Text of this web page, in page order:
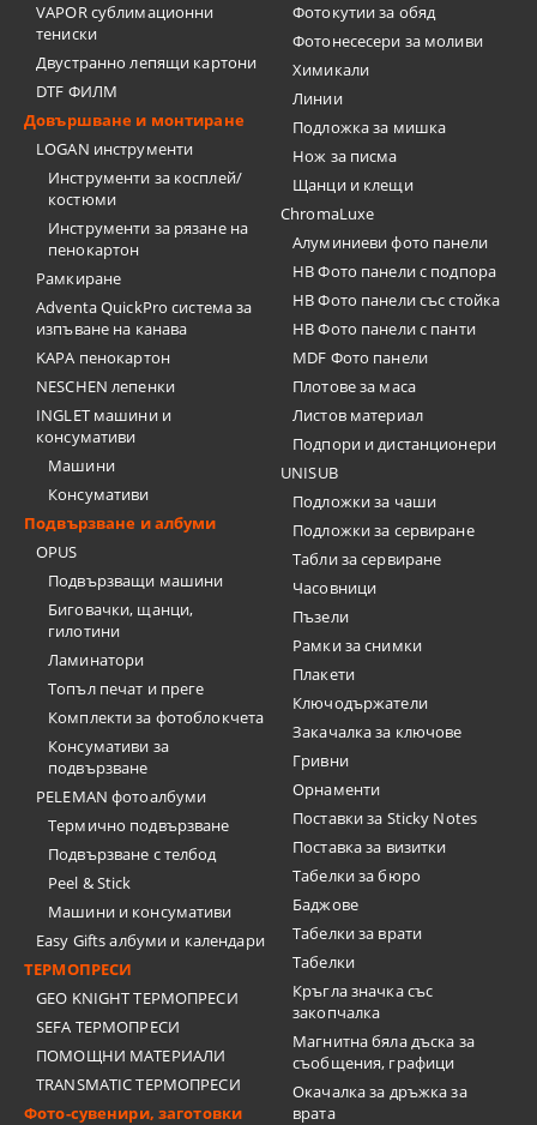
VAPOR сублимационни
тениски
Двустранно лепящи картони
DTF ФИЛМ
Довършване и монтиране
LOGAN инструменти
Инструменти за косплей/
костюми
Инструменти за рязане на
пенокартон
Рамкиране
Adventa QuickPro система за
изпъване на канава
KAPA пенокартон
NESCHEN лепенки
INGLET машини и
консумативи
Машини
Консумативи
Подвързване и албуми
OPUS
Подвързващи машини
Биговачки, щанци,
гилотини
Ламинатори
Топъл печат и преге
Комплекти за фотоблокчета
Консумативи за
подвързване
PELEMAN фотоалбуми
Термично подвързване
Подвързване с телбод
Peel & Stick
Машини и консумативи
Easy Gifts албуми и календари
ТЕРМОПРЕСИ
GEO KNIGHT ТЕРМОПРЕСИ
SEFA ТЕРМОПРЕСИ
ПОМОЩНИ МАТЕРИАЛИ
TRANSMATIC ТЕРМОПРЕСИ
Фото-сувенири, заготовки
Фотокутии за обяд
Фотонесесери за моливи
Химикали
Линии
Подложка за мишка
Нож за писма
Щанци и клещи
ChromaLuxe
Алуминиеви фото панели
HB Фото панели с подпора
HB Фото панели със стойка
HB Фото панели с панти
MDF Фото панели
Плотове за маса
Листов материал
Подпори и дистанционери
UNISUB
Подложки за чаши
Подложки за сервиране
Табли за сервиране
Часовници
Пъзели
Рамки за снимки
Плакети
Ключодържатели
Закачалка за ключове
Гривни
Орнаменти
Поставки за Sticky Notes
Поставка за визитки
Tабелки за бюро
Баджове
Табелки за врати
Табелки
Кръгла значка със
закопчалка
Магнитна бяла дъска за
съобщения, графици
Окачалка за дръжка за
врата